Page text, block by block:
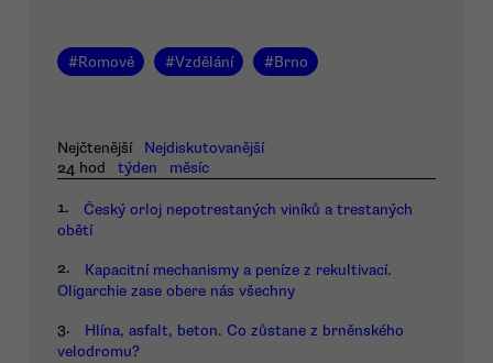
#Romové #Vzdělání #Brno
Nejčtenější
Nejdiskutovanější
24 hod
týden měsíc
1.
Český orloj nepotrestaných viníků a trestaných
obětí
2.
Kapacitní mechanismy a peníze z rekultivací.
Oligarchie zase obere nás všechny
3.
Hlína, asfalt, beton. Co zůstane z brněnského
velodromu?